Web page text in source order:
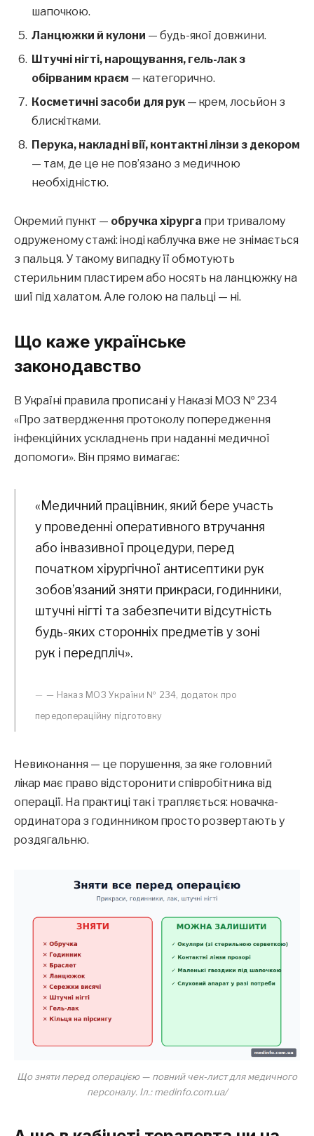
шапочкою.
Ланцюжки й кулони — будь-якої довжини.
Штучні нігті, нарощування, гель-лак з
обірваним краєм — категорично.
Косметичні засоби для рук — крем, лосьйон з
блискітками.
Перука, накладні вії, контактні лінзи з декором
— там, де це не пов’язано з медичною
необхідністю.
Окремий пункт — обручка хірурга при тривалому
одруженому стажі: іноді каблучка вже не знімається
з пальця. У такому випадку її обмотують
стерильним пластирем або носять на ланцюжку на
шиї під халатом. Але голою на пальці — ні.
Що каже українське
законодавство
В Україні правила прописані у Наказі МОЗ № 234
«Про затвердження протоколу попередження
інфекційних ускладнень при наданні медичної
допомоги». Він прямо вимагає:
«Медичний працівник, який бере участь
у проведенні оперативного втручання
або інвазивної процедури, перед
початком хірургічної антисептики рук
зобов’язаний зняти прикраси, годинники,
штучні нігті та забезпечити відсутність
будь-яких сторонніх предметів у зоні
рук і передпліч».
— Наказ МОЗ України № 234, додаток про
передопераційну підготовку
Невиконання — це порушення, за яке головний
лікар має право відсторонити співробітника від
операції. На практиці так і трапляється: новачка-
ординатора з годинником просто розвертають у
роздягальню.
Що зняти перед операцією — повний чек-лист для медичного
персоналу. Іл.: medinfo.com.ua/